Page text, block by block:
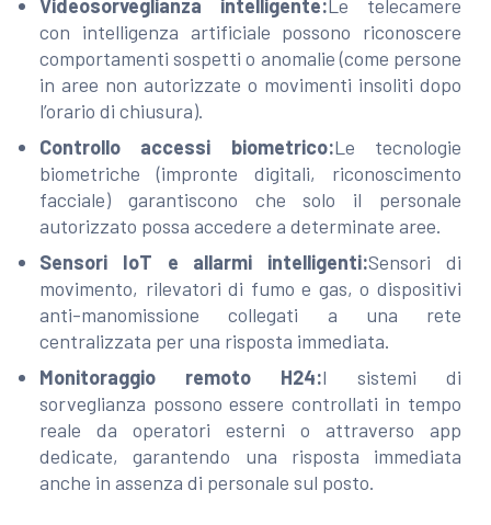
Videosorveglianza intelligente:Le telecamere
con intelligenza artificiale possono riconoscere
comportamenti sospetti o anomalie (come persone
in aree non autorizzate o movimenti insoliti dopo
l’orario di chiusura).
Controllo accessi biometrico:Le tecnologie
biometriche (impronte digitali, riconoscimento
facciale) garantiscono che solo il personale
autorizzato possa accedere a determinate aree.
Sensori IoT e allarmi intelligenti:Sensori di
movimento, rilevatori di fumo e gas, o dispositivi
anti-manomissione collegati a una rete
centralizzata per una risposta immediata.
Monitoraggio remoto H24:I sistemi di
sorveglianza possono essere controllati in tempo
reale da operatori esterni o attraverso app
dedicate, garantendo una risposta immediata
anche in assenza di personale sul posto.